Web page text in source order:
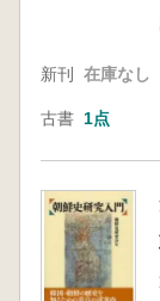
新刊 在庫なし
古書 1点